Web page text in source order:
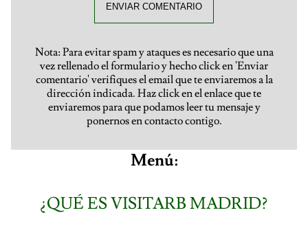
ENVIAR COMENTARIO
Nota: Para evitar spam y ataques es necesario que una
vez rellenado el formulario y hecho click en 'Enviar
comentario' verifiques el email que te enviaremos a la
dirección indicada. Haz click en el enlace que te
enviaremos para que podamos leer tu mensaje y
ponernos en contacto contigo.
Menú:
¿QUÉ ES VISITARB MADRID?